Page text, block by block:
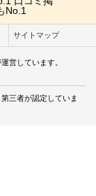
サイトマップ
営しています。
三者が認定していま